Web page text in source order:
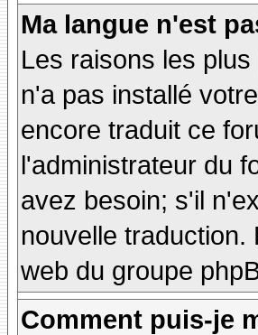
Ma langue n'est
Les raisons les
n'a pas installé
encore traduit ce
l'administrateur du
avez besoin; s'il
nouvelle
web du groupe
Comment puis-je